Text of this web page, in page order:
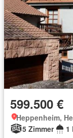
599.500 €
Heppenheim,
5 Zimmer
1